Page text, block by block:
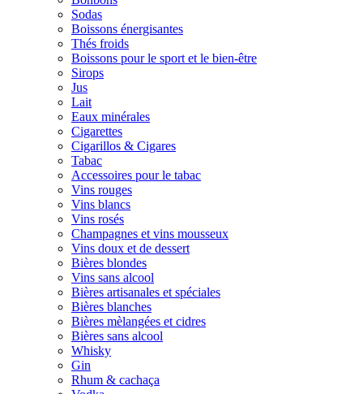
Sodas
Boissons énergisantes
Thés froids
Boissons pour le sport et le bien-être
Sirops
Jus
Lait
Eaux minérales
Cigarettes
Cigarillos & Cigares
Tabac
Accessoires pour le tabac
Vins rouges
Vins blancs
Vins rosés
Champagnes et vins mousseux
Vins doux et de dessert
Bières blondes
Vins sans alcool
Bières artisanales et spéciales
Bières blanches
Bières mèlangées et cidres
Bières sans alcool
Whisky
Gin
Rhum & cachaça